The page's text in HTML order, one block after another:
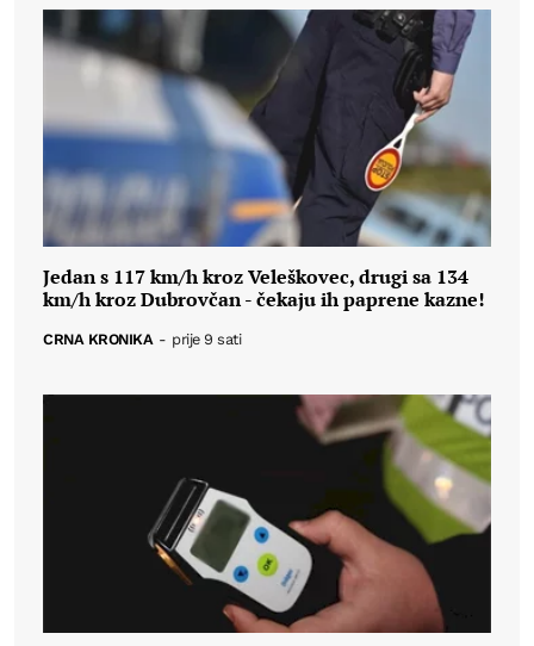
Jedan s 117 km/h kroz Veleškovec, drugi sa 134
km/h kroz Dubrovčan - čekaju ih paprene kazne!
CRNA KRONIKA - prije 9 sati